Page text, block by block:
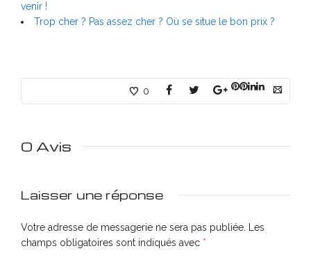
venir !
Trop cher ? Pas assez cher ? Où se situe le bon prix ?
0
0 Avis
Laisser une réponse
Votre adresse de messagerie ne sera pas publiée.
Les
champs obligatoires sont indiqués avec *